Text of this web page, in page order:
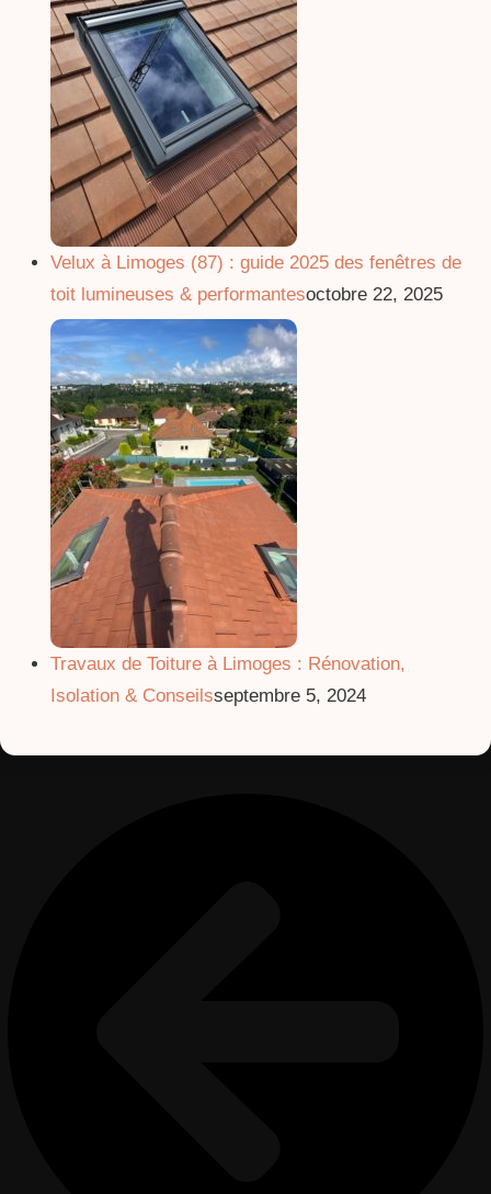
Velux à Limoges (87) : guide 2025 des fenêtres de
toit lumineuses & performantesoctobre 22, 2025
Travaux de Toiture à Limoges : Rénovation,
Isolation & Conseilsseptembre 5, 2024